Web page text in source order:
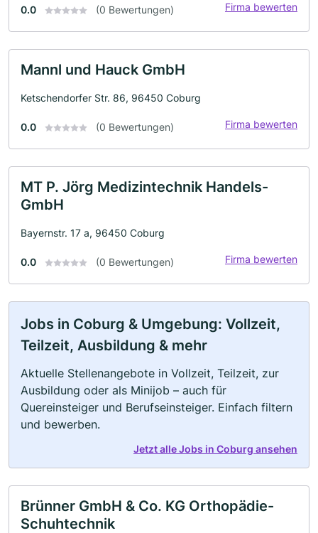
0.0 (0 Bewertungen) Firma bewerten
Mannl und Hauck GmbH
Ketschendorfer Str. 86, 96450 Coburg
0.0 (0 Bewertungen) Firma bewerten
MT P. Jörg Medizintechnik Handels-
GmbH
Bayernstr. 17 a, 96450 Coburg
0.0 (0 Bewertungen) Firma bewerten
Jobs in Coburg & Umgebung: Vollzeit,
Teilzeit, Ausbildung & mehr
Aktuelle Stellenangebote in Vollzeit, Teilzeit, zur
Ausbildung oder als Minijob – auch für
Quereinsteiger und Berufseinsteiger. Einfach filtern
und bewerben.
Jetzt alle Jobs in Coburg ansehen
Brünner GmbH & Co. KG Orthopädie-
Schuhtechnik